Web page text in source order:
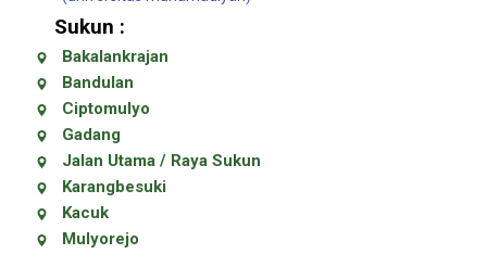
Sukun :
Bakalankrajan
Bandulan
Ciptomulyo
Gadang
Jalan Utama / Raya Sukun
Karangbesuki
Kacuk
Mulyorejo